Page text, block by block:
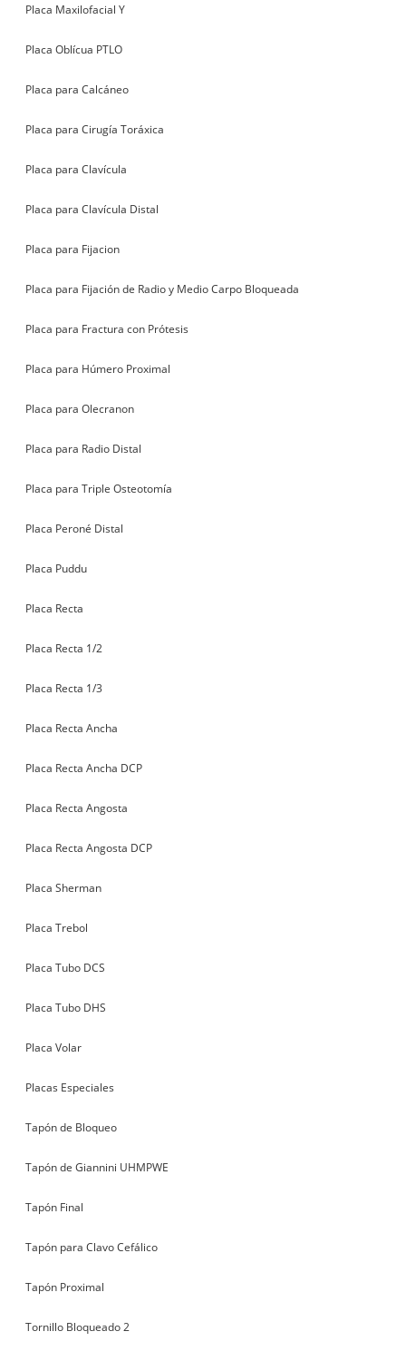
Placa Maxilofacial Y
Placa Oblícua PTLO
Placa para Calcáneo
Placa para Cirugía Toráxica
Placa para Clavícula
Placa para Clavícula Distal
Placa para Fijacion
Placa para Fijación de Radio y Medio Carpo Bloqueada
Placa para Fractura con Prótesis
Placa para Húmero Proximal
Placa para Olecranon
Placa para Radio Distal
Placa para Triple Osteotomía
Placa Peroné Distal
Placa Puddu
Placa Recta
Placa Recta 1/2
Placa Recta 1/3
Placa Recta Ancha
Placa Recta Ancha DCP
Placa Recta Angosta
Placa Recta Angosta DCP
Placa Sherman
Placa Trebol
Placa Tubo DCS
Placa Tubo DHS
Placa Volar
Placas Especiales
Tapón de Bloqueo
Tapón de Giannini UHMPWE
Tapón Final
Tapón para Clavo Cefálico
Tapón Proximal
Tornillo Bloqueado 2